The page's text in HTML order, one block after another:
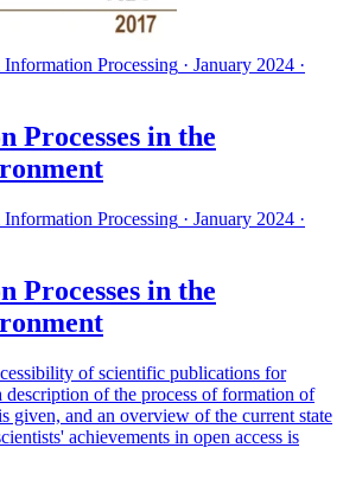
Processing · January 2024 ·
Processes in the
Processing · January 2024 ·
Processes in the
of scientific publications for
description of the process of formation of
given, and an overview of the current state
achievements in open access is